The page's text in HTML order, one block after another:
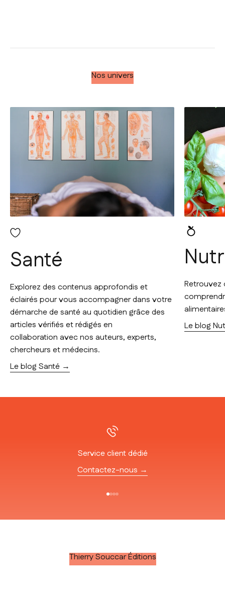
Nos univers
Santé
Explorez des contenus approfondis et
éclairés pour vous accompagner dans votre
démarche de santé au quotidien grâce des
articles vérifiés et rédigés en
collaboration avec nos auteurs, experts,
chercheurs et médecins.
Le blog Santé →
Retrouvez
Le blog
Service client dédié
Contactez-nous →
Thierry Souccar Éditions